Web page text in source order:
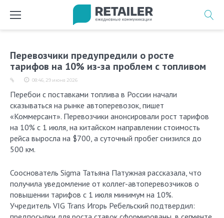
Перевозчики предупредили о росте
тарифов на 10% из-за проблем с топливом
08:46, 29 июня 2026
Перебои с поставками топлива в России начали
сказываться на рынке автоперевозок, пишет
«Коммерсант». Перевозчики анонсировали рост тарифов
на 10% с 1 июля, на китайском направлении стоимость
рейса выросла на $700, а суточный пробег снизился до
500 км.
Сооснователь Sigma Татьяна Патужная рассказала, что
получила уведомление от коллег-автоперевозчиков о
повышении тарифов с 1 июля минимум на 10%.
Учредитель VIG Trans Игорь Ребельский подтвердил: